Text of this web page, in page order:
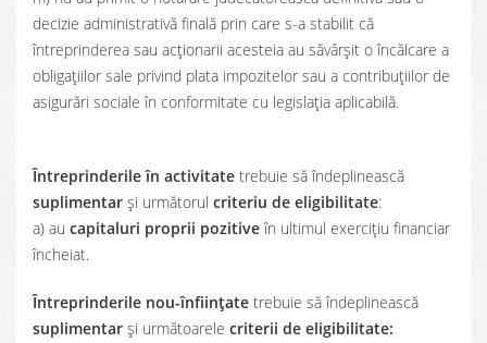
decizie administrativă finală prin care s-a stabilit că
întreprinderea sau acţionarii acesteia au săvârşit o încălcare a
obligațiilor sale privind plata impozitelor sau a contribuțiilor de
asigurări sociale în conformitate cu legislaţia aplicabilă.
Întreprinderile în activitate trebuie să îndeplinească
suplimentar și următorul criteriu de eligibilitate:
a) au capitaluri proprii pozitiveîn ultimul exerciţiu financiar
încheiat.
Întreprinderile nou-înfiinţate trebuie să îndeplinească
suplimentar și următoarele criterii de eligibilitate: